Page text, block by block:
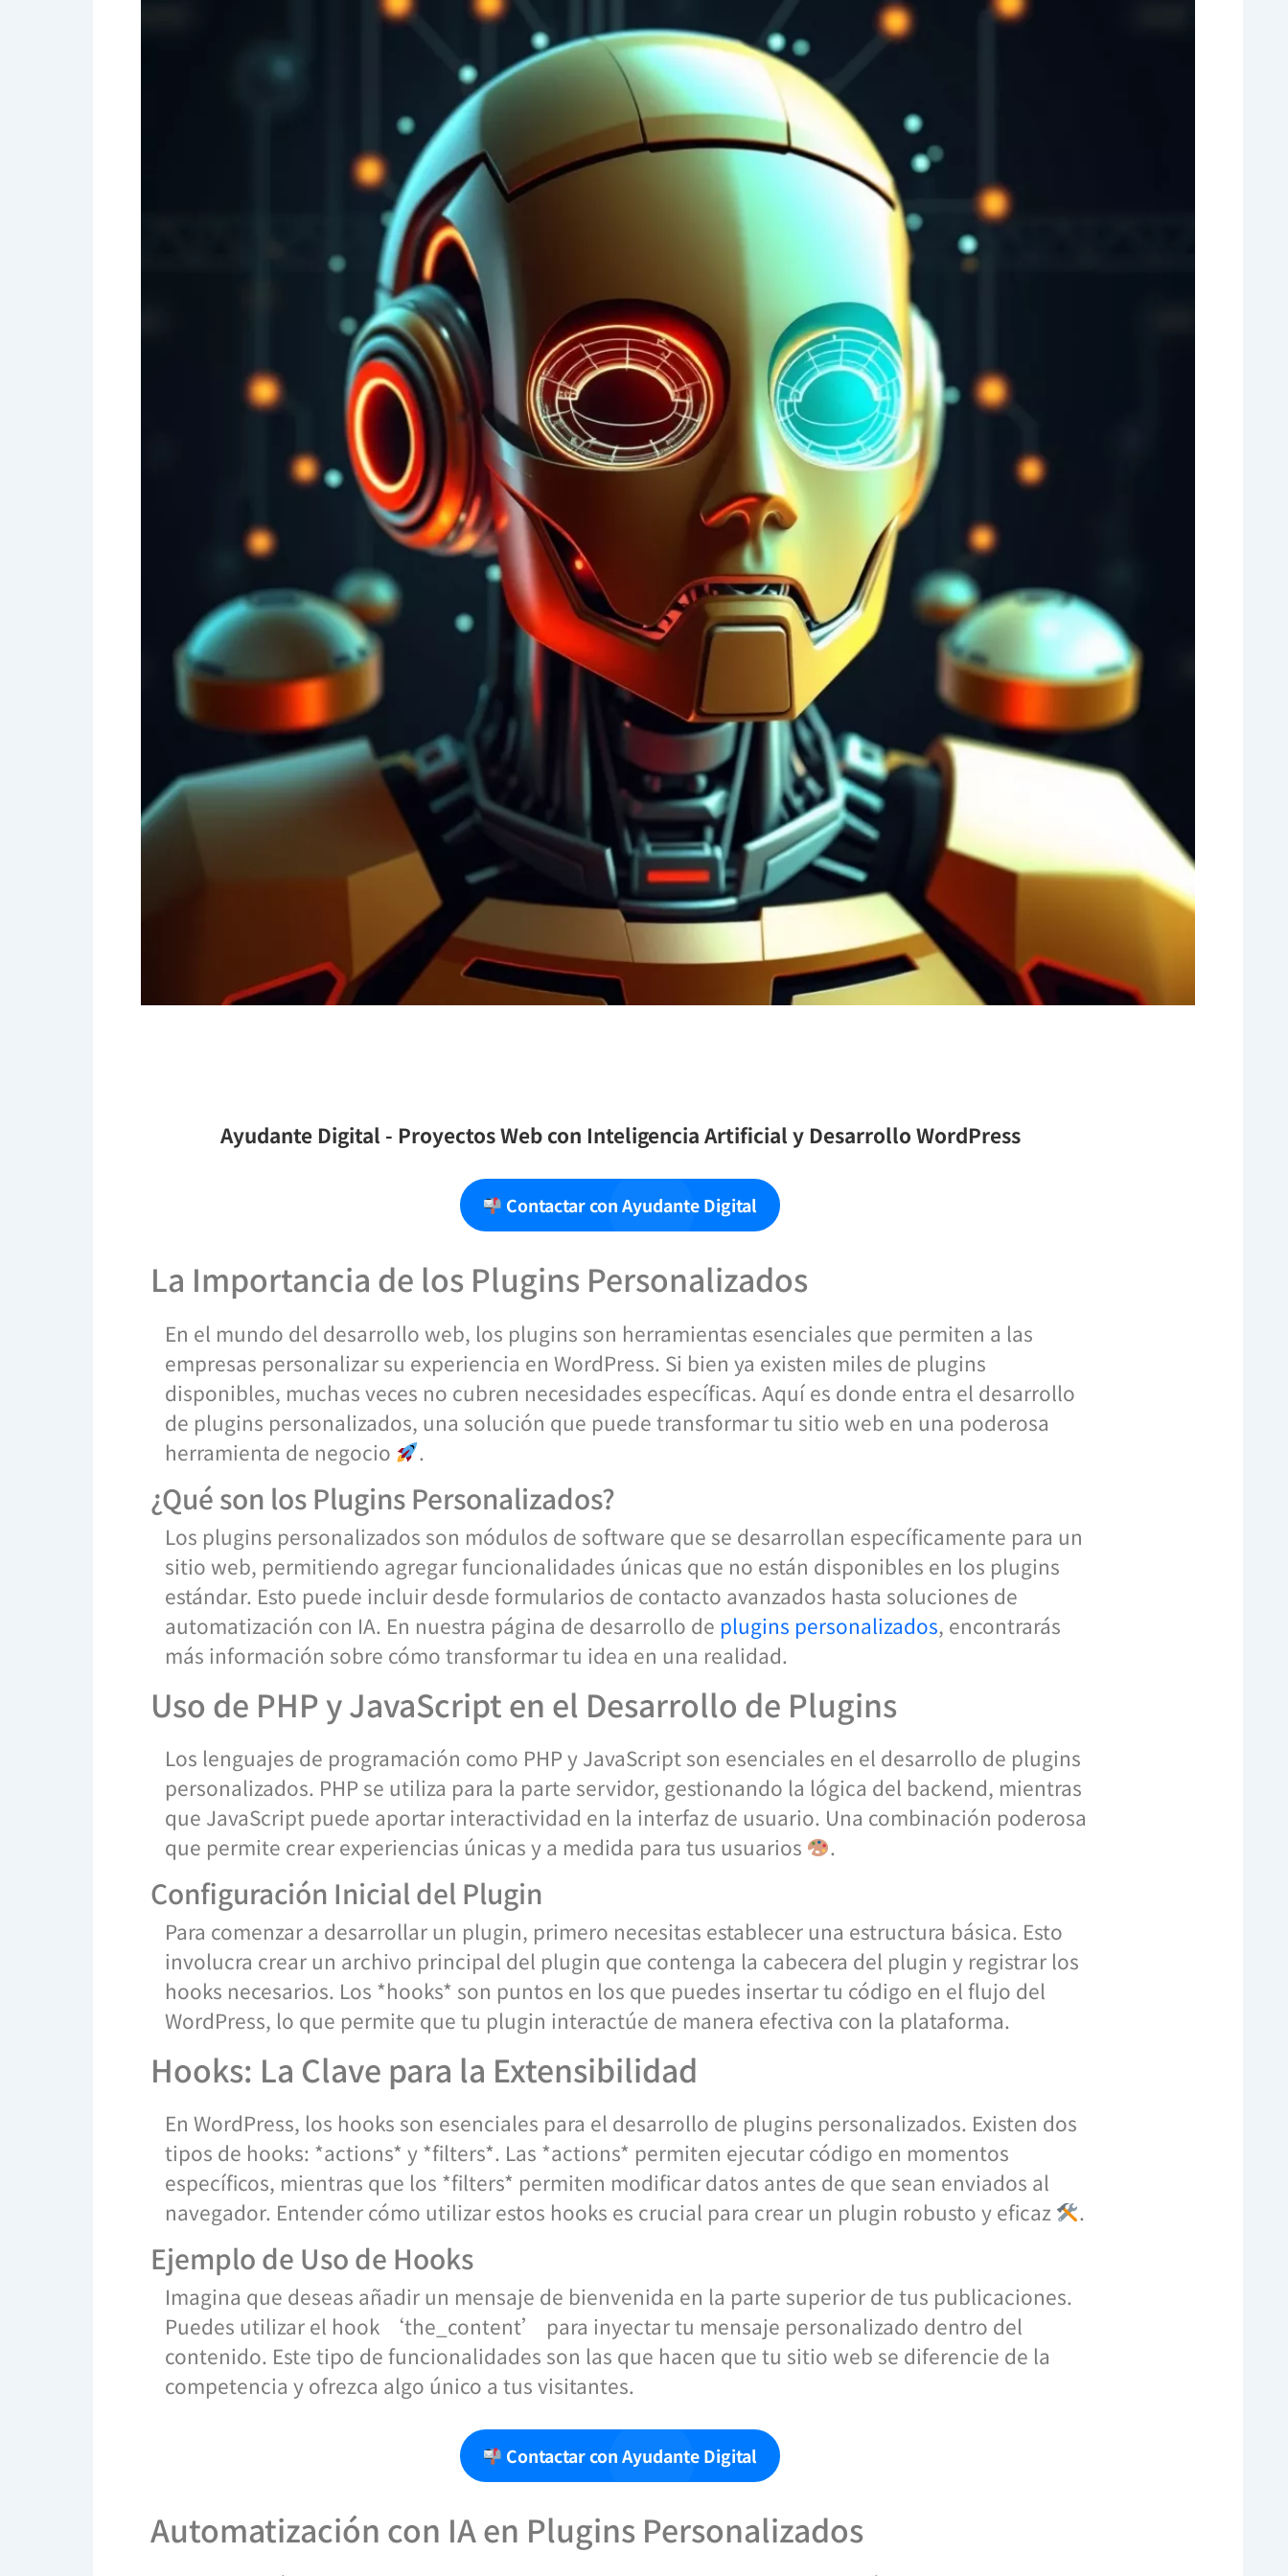
Ayudante Digital - Proyectos Web con Inteligencia Artificial y Desarrollo WordPress
Contactar con Ayudante Digital
La Importancia de los Plugins Personalizados
En el mundo del desarrollo web, los plugins son herramientas esenciales que permiten a las
empresas personalizar su experiencia en WordPress. Si bien ya existen miles de plugins
disponibles, muchas veces no cubren necesidades específicas. Aquí es donde entra el desarrollo
de plugins personalizados, una solución que puede transformar tu sitio web en una poderosa
herramienta de negocio
.
¿Qué son los Plugins Personalizados?
Los plugins personalizados son módulos de software que se desarrollan específicamente para un
sitio web, permitiendo agregar funcionalidades únicas que no están disponibles en los plugins
estándar. Esto puede incluir desde formularios de contacto avanzados hasta soluciones de
automatización con IA. En nuestra página de desarrollo de plugins personalizados, encontrarás
más información sobre cómo transformar tu idea en una realidad.
Uso de PHP y JavaScript en el Desarrollo de Plugins
Los lenguajes de programación como PHP y JavaScript son esenciales en el desarrollo de plugins
personalizados. PHP se utiliza para la parte servidor, gestionando la lógica del backend, mientras
que JavaScript puede aportar interactividad en la interfaz de usuario. Una combinación poderosa
que permite crear experiencias únicas y a medida para tus usuarios
.
Configuración Inicial del Plugin
Para comenzar a desarrollar un plugin, primero necesitas establecer una estructura básica. Esto
involucra crear un archivo principal del plugin que contenga la cabecera del plugin y registrar los
hooks necesarios. Los *hooks* son puntos en los que puedes insertar tu código en el flujo del
WordPress, lo que permite que tu plugin interactúe de manera efectiva con la plataforma.
Hooks: La Clave para la Extensibilidad
En WordPress, los hooks son esenciales para el desarrollo de plugins personalizados. Existen dos
tipos de hooks: *actions* y *filters*. Las *actions* permiten ejecutar código en momentos
específicos, mientras que los *filters* permiten modificar datos antes de que sean enviados al
navegador. Entender cómo utilizar estos hooks es crucial para crear un plugin robusto y eficaz
.
Ejemplo de Uso de Hooks
Imagina que deseas añadir un mensaje de bienvenida en la parte superior de tus publicaciones.
Puedes utilizar el hook ‘the_content’ para inyectar tu mensaje personalizado dentro del
contenido. Este tipo de funcionalidades son las que hacen que tu sitio web se diferencie de la
competencia y ofrezca algo único a tus visitantes.
Contactar con Ayudante Digital
Automatización con IA en Plugins Personalizados